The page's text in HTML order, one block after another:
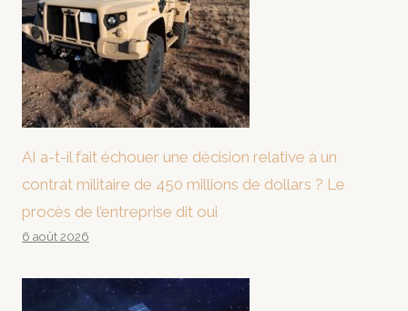
AI a-t-il fait échouer une décision relative à un
contrat militaire de 450 millions de dollars ? Le
procès de l’entreprise dit oui
6 août 2026